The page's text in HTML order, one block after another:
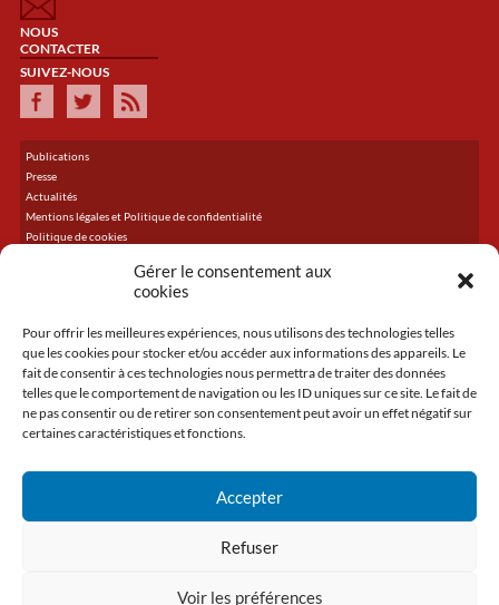
Gérer le consentement aux
cookies
Pour offrir les meilleures expériences, nous utilisons des technologies telles
que les cookies pour stocker et/ou accéder aux informations des appareils. Le
fait de consentir à ces technologies nous permettra de traiter des données
telles que le comportement de navigation ou les ID uniques sur ce site. Le fait de
ne pas consentir ou de retirer son consentement peut avoir un effet négatif sur
certaines caractéristiques et fonctions.
Accepter
Refuser
Voir les préférences
NOUS
CONTACTER
SUIVEZ-NOUS
Publications
Presse
Actualités
Mentions légales et Politique de confidentialité
Politique de cookies
DERNIER TWEET
Le flux Twitter n’est pas disponible pour le moment.
CRÉER